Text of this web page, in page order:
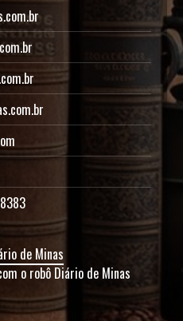
de Minas
o robô Diário de Minas